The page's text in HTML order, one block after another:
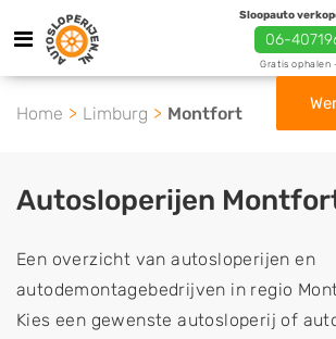
Sloopauto
06-
Gratis ophalen
Home Limburg Montfort
Autosloperijen
Een overzicht van autosloperijen en
autodemontagebedrijven in regio
Kies een gewenste autosloperij of